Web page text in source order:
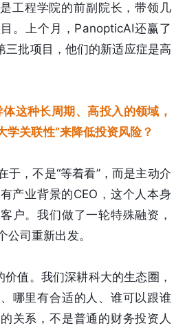
工程学院的前副院长，带领几
。上个月，PanopticAI还赢了
三批项目，他们的新适应症是高
这种长周期、高投入的领域，
学关联性”来降低投资风险？
于，不是“等着看”，而是主动介
产业背景的CEO，这个人本身
户。我们做了一轮特殊融资，
公司重新出发。
价值。我们深耕科大的生态圈，
哪里有合适的人、谁可以跟谁
关系，不是普通的财务投资人